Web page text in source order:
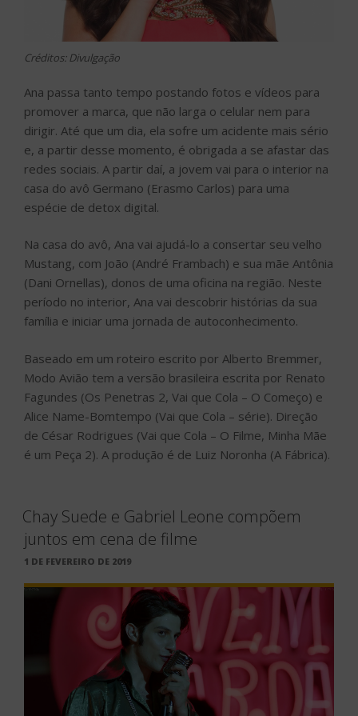
Créditos: Divulgação
Ana passa tanto tempo postando fotos e vídeos para
promover a marca, que não larga o celular nem para
dirigir. Até que um dia, ela sofre um acidente mais sério
e, a partir desse momento, é obrigada a se afastar das
redes sociais. A partir daí, a jovem vai para o interior na
casa do avô Germano (Erasmo Carlos) para uma
espécie de detox digital.
Na casa do avô, Ana vai ajudá-lo a consertar seu velho
Mustang, com João (André Frambach) e sua mãe Antônia
(Dani Ornellas), donos de uma oficina na região. Neste
período no interior, Ana vai descobrir histórias da sua
família e iniciar uma jornada de autoconhecimento.
Baseado em um roteiro escrito por Alberto Bremmer,
Modo Avião tem a versão brasileira escrita por Renato
Fagundes (Os Penetras 2, Vai que Cola – O Começo) e
Alice Name-Bomtempo (Vai que Cola – série). Direção
de César Rodrigues (Vai que Cola – O Filme, Minha Mãe
é um Peça 2). A produção é de Luiz Noronha (A Fábrica).
Chay Suede e Gabriel Leone compõem
juntos em cena de filme
PUBLICADO
1 DE FEVEREIRO DE 2019